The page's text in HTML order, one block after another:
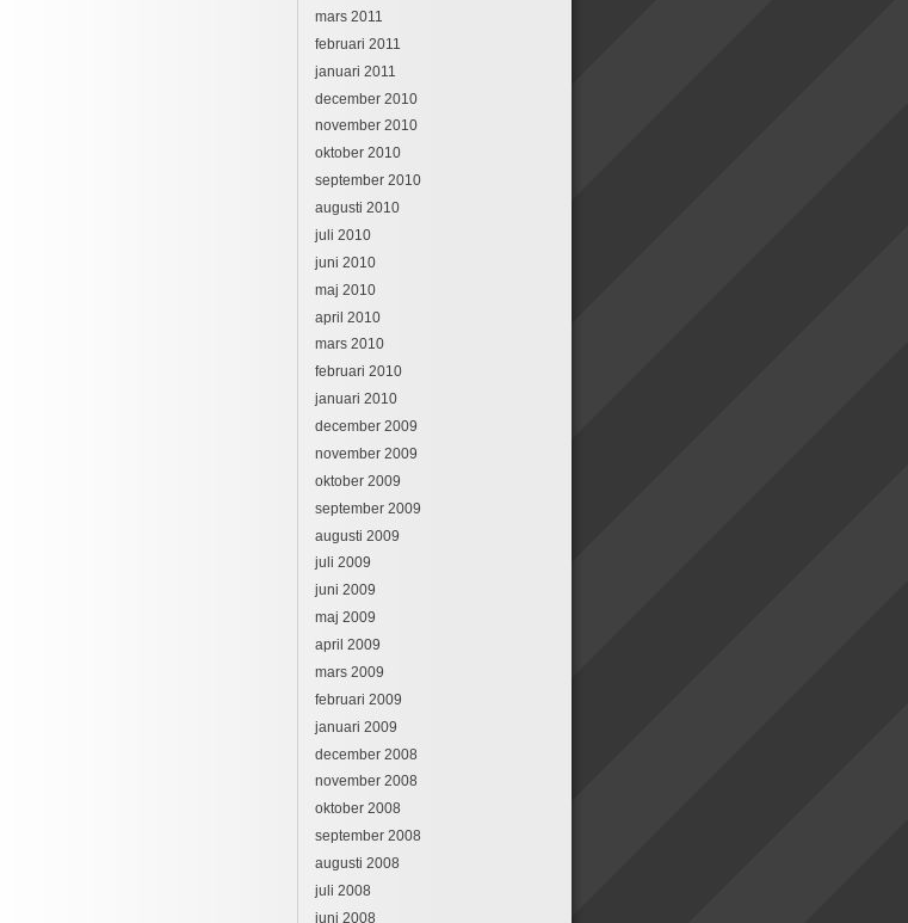
mars 2011
februari 2011
januari 2011
december 2010
november 2010
oktober 2010
september 2010
augusti 2010
juli 2010
juni 2010
maj 2010
april 2010
mars 2010
februari 2010
januari 2010
december 2009
november 2009
oktober 2009
september 2009
augusti 2009
juli 2009
juni 2009
maj 2009
april 2009
mars 2009
februari 2009
januari 2009
december 2008
november 2008
oktober 2008
september 2008
augusti 2008
juli 2008
juni 2008